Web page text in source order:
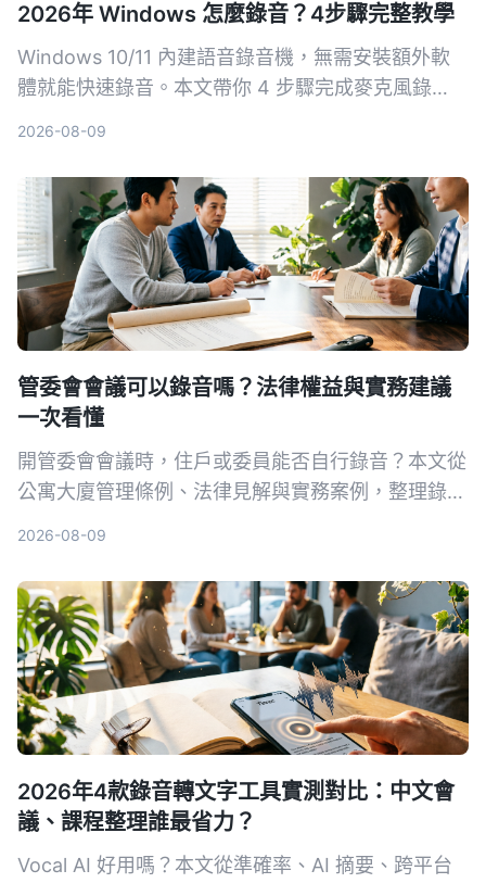
2026年 Windows 怎麼錄音？4步驟完整教學
Windows 10/11 內建語音錄音機，無需安裝額外軟
體就能快速錄音。本文帶你 4 步驟完成麥克風錄
2026-08-09
管委會會議可以錄音嗎？法律權益與實務建議
一次看懂
開管委會會議時，住戶或委員能否自行錄音？本文從
公寓大廈管理條例、法律見解與實務案例，整理錄音
2026-08-09
2026年4款錄音轉文字工具實測對比：中文會
議、課程整理誰最省力？
Vocal AI 好用嗎？本文從準確率、AI 摘要、跨平台